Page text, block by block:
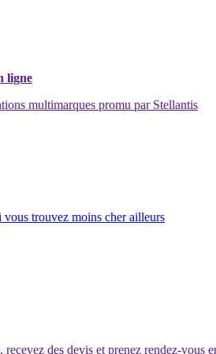
ligne
multimarques promu par Stellantis
trouvez moins cher ailleurs
recevez des devis et prenez rendez-vous